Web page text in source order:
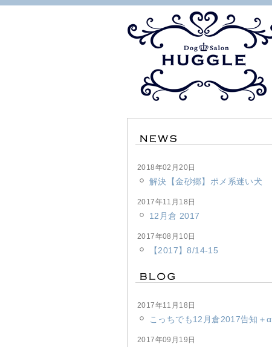
2018年02月20日
解決【金砂郷】ポメ系迷い犬
2017年11月18日
12月倉 2017
2017年08月10日
【2017】8/14-15
2017年11月18日
こっちでも12月倉2017告知＋α
2017年09月19日